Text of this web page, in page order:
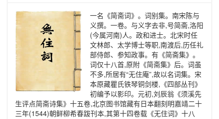
一名《简斋词》。词别集。南宋陈与
义撰。一卷。与义字去非,号简斋,洛阳
(今属河南)人。政和进士。北宋时任
文林郎、太学博士等职,南渡后,历任礼
部侍郎、参知政事。有《简斋集》。
词仅十八首,原附《简斋集》后。词虽
不多,所居有“无住庵”,故以名词集。宋
本原藏瞿氏铁琴铜剑楼,《四部丛刊》
初编予以影印。元初,刘辰翁《须溪先
生评点简斋诗集》十五卷,北京图书馆藏有日本翻刻明嘉靖二十
三年(1544)朝鲜柳希春跋刊本,其第十四卷载《无住词》十八